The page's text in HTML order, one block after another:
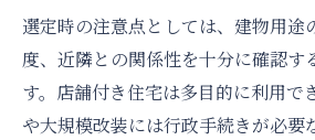
選定時の注意点としては、建物用途
度、近隣との関係性を十分に確認す
す。店舗付き住宅は多目的に利用で
や大規模改装には行政手続きが必要